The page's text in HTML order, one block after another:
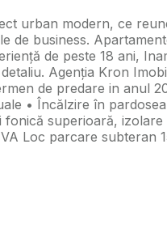
urban modern, ce
business.
de peste 18 ani,
Agenția Kron
de predare in anul
• Încălzire în
superioară,
Loc parcare